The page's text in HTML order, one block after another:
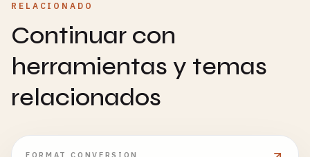
RELACIONADO
Continuar con
herramientas y temas
relacionados
FORMAT CONVERSION